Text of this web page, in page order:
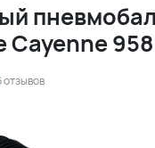
Cayenne 958
отзывов